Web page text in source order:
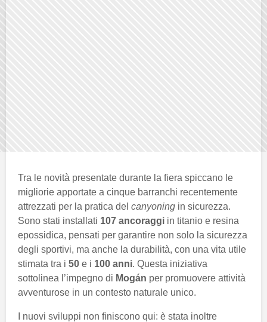
Tra le novità presentate durante la fiera spiccano le
migliorie apportate a cinque barranchi recentemente
attrezzati per la pratica del canyoning in sicurezza.
Sono stati installati 107 ancoraggi in titanio e resina
epossidica, pensati per garantire non solo la sicurezza
degli sportivi, ma anche la durabilità, con una vita utile
stimata tra i 50 e i 100 anni. Questa iniziativa
sottolinea l’impegno di Mogán per promuovere attività
avventurose in un contesto naturale unico.
I nuovi sviluppi non finiscono qui: è stata inoltre